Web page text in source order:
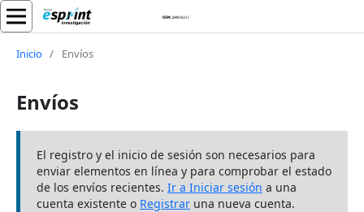
Inicio / Envíos
Envíos
El registro y el inicio de sesión son necesarios para
enviar elementos en línea y para comprobar el estado
de los envíos recientes. Ir a Iniciar sesión a una
cuenta existente o Registraruna nueva cuenta.